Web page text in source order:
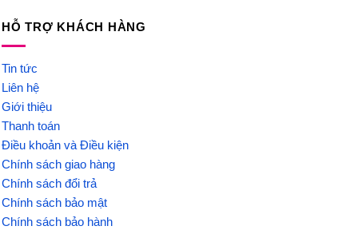
HỖ TRỢ KHÁCH HÀNG
Tin tức
Liên hệ
Giới thiệu
Thanh toán
Điều khoản và Điều kiện
Chính sách giao hàng
Chính sách đổi trả
Chính sách bảo mật
Chính sách bảo hành